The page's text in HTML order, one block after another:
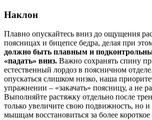
Наклон
Плавно опускайтесь вниз до ощущения
поясницах и бицепсе бедра, делая при
должно быть плавным и
«падать» вниз. Важно сохранять спину
естественный лордоз в поясничном
опускаться слишком низко, наша
упражнении – «закачать» поясницу, а не
Выполняйте растяжку отдельно после
только увеличите свою подвижность, но
мышцам восстановиться за более короткое